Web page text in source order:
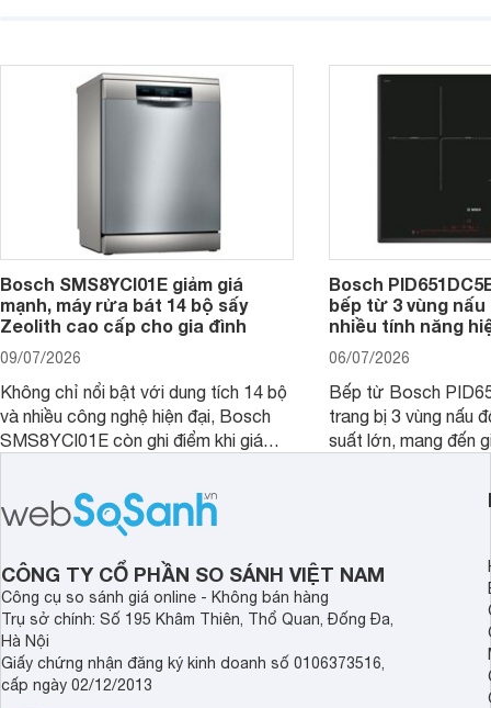
nhiều cửa hàng, đại lý.
mẫu bếp đáp ứng
Bosch SMS8YCI01E giảm giá
mạnh, máy rửa bát 14 bộ sấy
Zeolith cao cấp cho gia đình
09/07/2026
Không chỉ nổi bật với dung tích 14 bộ
và nhiều công nghệ hiện đại, Bosch
SMS8YCI01E còn ghi điểm khi giá
thời điểm mới mở bán, mang lại tỷ lệ
giá trị/chi phí hấp dẫn hơn cho người
dùng đang tìm kiếm một mẫu máy rửa
bát cao cấp.
Bosch
bếp từ 3 vùng
nhiều tính năng
06/07/2026
Bếp từ Bosch
trang bị 3 vùng nấu
suất lớn, mang đến
CÔNG TY CỔ PHẦN SO SÁNH VIỆT NAM
Công cụ so sánh giá online - Không bán hàng
Trụ sở chính: Số 195 Khâm Thiên, Thổ Quan, Đống Đa,
Hà Nội
Giấy chứng nhận đăng ký kinh doanh số 0106373516,
cấp ngày 02/12/2013